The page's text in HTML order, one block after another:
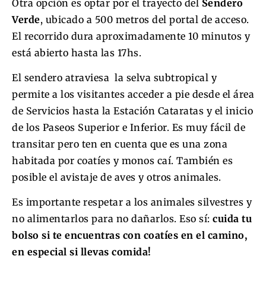
Otra opción es optar por el trayecto del Sendero
Verde, ubicado a 500 metros del portal de acceso.
El recorrido dura aproximadamente 10 minutos y
está abierto hasta las 17hs.
El sendero atraviesa la selva subtropical y
permite a los visitantes acceder a pie desde el área
de Servicios hasta la Estación Cataratas y el inicio
de los Paseos Superior e Inferior. Es muy fácil de
transitar pero ten en cuenta que es una zona
habitada por coatíes y monos caí. También es
posible el avistaje de aves y otros animales.
Es importante respetar a los animales silvestres y
no alimentarlos para no dañarlos. Eso sí: cuida tu
bolso si te encuentras con coatíes en el camino,
en especial si llevas comida!